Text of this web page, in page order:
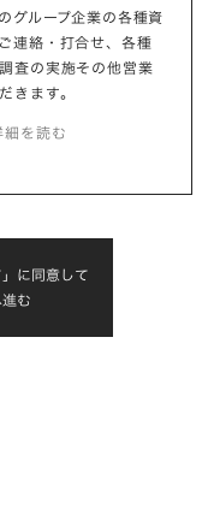
グループ企業の各種資
連絡・打合せ、各種
査の実施その他営業
きます。
細を読む
に同意して
む